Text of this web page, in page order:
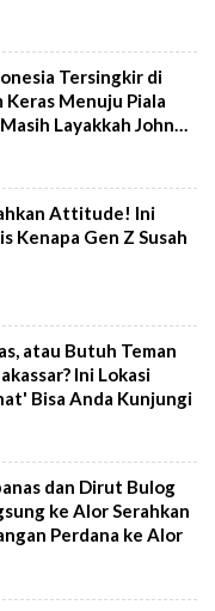
Tersingkir di
Keras Menuju Piala
Layakkah John
Attitude! Ini
Kenapa Gen Z Susah
atau Butuh Teman
Ini Lokasi
Bisa Anda Kunjungi
dan Dirut Bulog
ke Alor Serahkan
Perdana ke Alor